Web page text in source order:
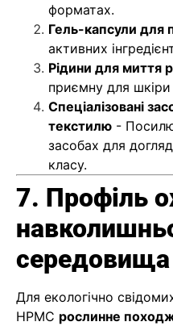
форматах.
Гель-капсули для
активних
Рідини для миття
приємну для шкіри
Спеціалізовані
текстилю -
засобах для
класу.
7. Профіль
середовища
Для екологічно
HPMC рослинне